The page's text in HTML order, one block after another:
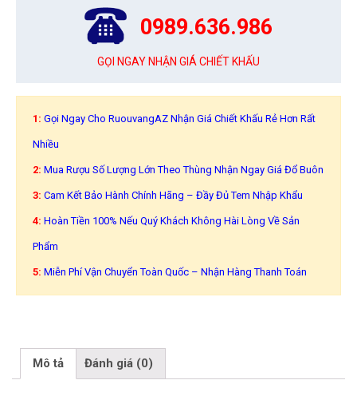
0989.636.986
GỌI NGAY NHẬN GIÁ CHIẾT KHẤU
1: Gọi Ngay Cho RuouvangAZ Nhận Giá Chiết Khấu Rẻ Hơn Rất
Nhiều
2: Mua Rượu Số Lượng Lớn Theo Thùng Nhận Ngay Giá Đổ Buôn
3: Cam Kết Bảo Hành Chính Hãng – Đầy Đủ Tem Nhập Khẩu
4: Hoàn Tiền 100% Nếu Quý Khách Không Hài Lòng Về Sản
Phẩm
5: Miễn Phí Vận Chuyển Toàn Quốc – Nhận Hàng Thanh Toán
Mô tả Đánh giá (0)